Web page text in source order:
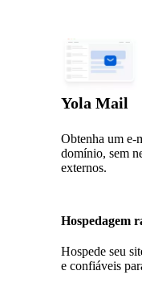
Yola Mail
Obtenha um e-
domínio, sem
externos.
Hospedagem
Hospede seu
e confiáveis